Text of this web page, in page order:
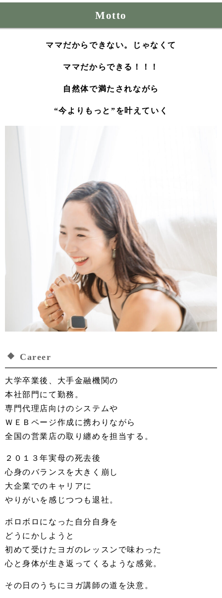
Motto
ママだからできない。じゃなくて
ママだからできる！！！
自然体で満たされながら
“今よりもっと”を叶えていく
Career
大学卒業後、大手金融機関の
本社部門にて勤務。
専門代理店向けのシステムや
ＷＥＢページ作成に携わりながら
全国の営業店の取り纏めを担当する。
２０１３年実母の死去後
心身のバランスを大きく崩し
大企業でのキャリアに
やりがいを感じつつも退社。
ボロボロになった自分自身を
どうにかしようと
初めて受けたヨガのレッスンで味わった
心と身体が生き返ってくるような感覚。
その日のうちにヨガ講師の道を決意。